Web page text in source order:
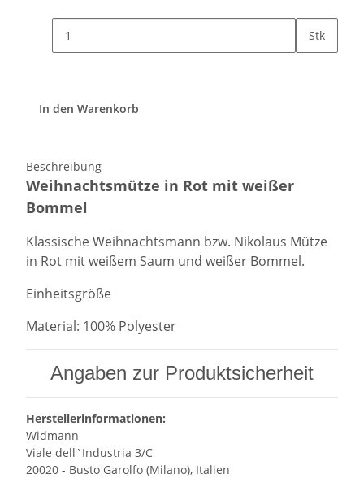
Stk
In den Warenkorb
Beschreibung
Weihnachtsmütze in Rot mit weißer
Bommel
Klassische Weihnachtsmann bzw. Nikolaus Mütze
in Rot mit weißem Saum und weißer Bommel.
Einheitsgröße
Material: 100% Polyester
Angaben zur Produktsicherheit
Herstellerinformationen:
Widmann
Viale dell`Industria 3/C
20020 - Busto Garolfo (Milano), Italien